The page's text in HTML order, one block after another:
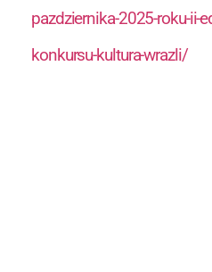
pazdziernika-2025-roku-ii-
konkursu-kultura-wrazli/